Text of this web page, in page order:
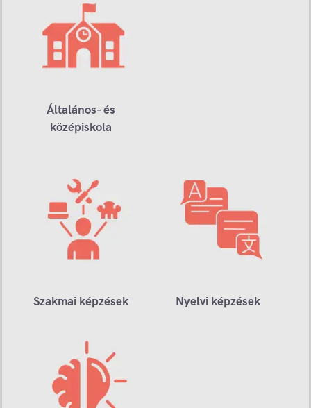
Általános- és
középiskola
Szakmai képzések Nyelvi képzések